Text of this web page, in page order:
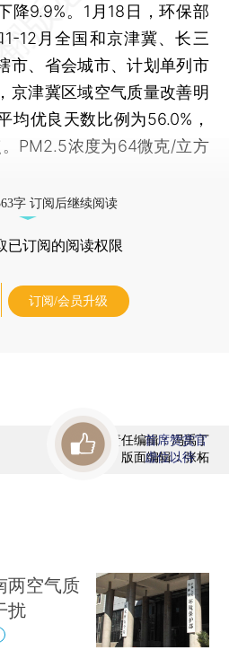
降9.9%。1月18日，环保部
12月全国和京津冀、长三
市、省会城市、计划单列市
京津冀区域空气质量改善明
均优良天数比例为56.0%，
PM2.5浓度为64微克/立方
字 订阅后继续阅读
已订阅的阅读权限
订阅/会员升级
责任编辑：冯禹丁
版面编辑：张柘
首席赞赏官
虚位以待
两空气质
扰